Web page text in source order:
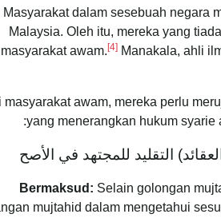
Masyarakat dalam sesebuah negara
Malaysia. Oleh itu, mereka yang
masyarakat awam.[4] Manakala, ahli
masyarakat awam, mereka perlu
yang menerangkan hukum syarie
التقليد للمجتهد في الأصح
Bermaksud: Selain golongan
mujtahid dalam mengetahui